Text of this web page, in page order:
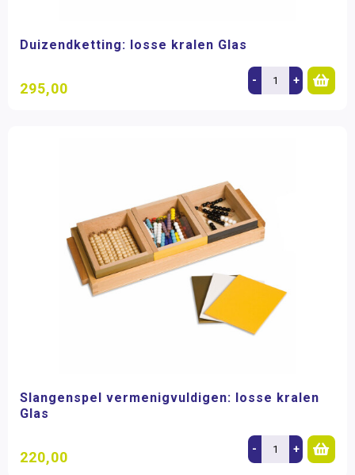
Duizendketting: losse kralen Glas
295,00 - +
Slangenspel vermenigvuldigen: losse kralen
Glas
220,00 - +